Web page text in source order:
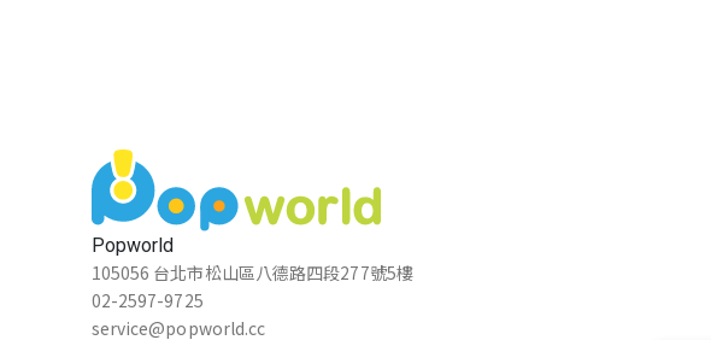
Popworld
105056 台北市松山區八德路四段277號5樓
02-2597-9725
service@popworld.cc